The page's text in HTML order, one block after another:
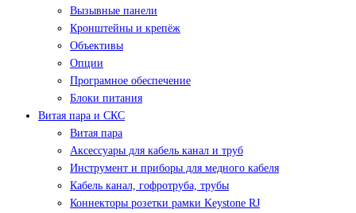
Вызывные панели
Кронштейны и крепёж
Объективы
Опции
Програмное обеспечение
Блоки питания
Витая пара и СКС
Витая пара
Аксессуары для кабель канал и труб
Инструмент и приборы для медного кабеля
Кабель канал, гофротруба, трубы
Коннекторы розетки рамки Keystone RJ